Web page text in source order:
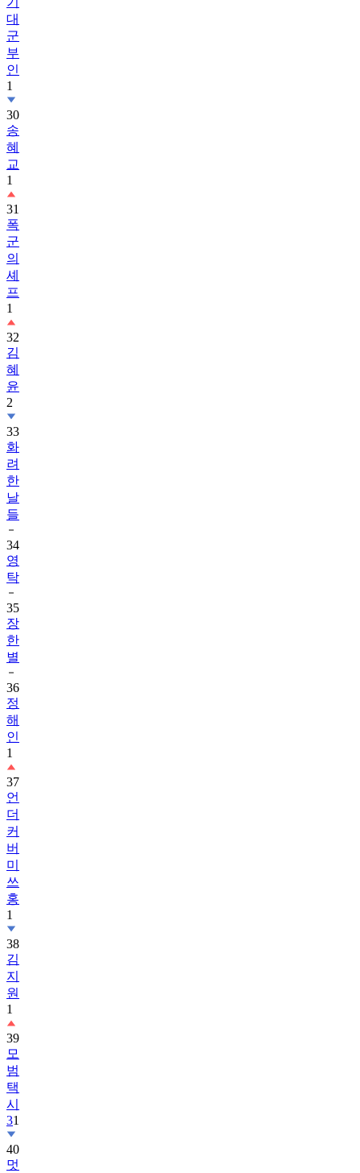
대
군
부
인
1
30
송
혜
교
1
31
폭
군
의
셰
프
1
32
김
혜
윤
2
33
화
려
한
날
들
34
영
탁
35
장
한
별
36
정
해
인
1
37
언
더
커
버
미
쓰
홍
1
38
김
지
원
1
39
모
범
택
시
31
40
멋